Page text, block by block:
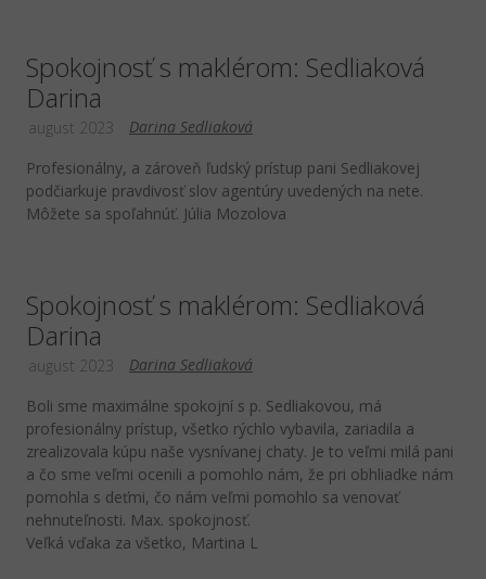
Spokojnosť s maklérom: Sedliaková
Darina
Darina Sedliaková
august 2023
Profesionálny, a zároveň ľudský prístup pani Sedliakovej
podčiarkuje pravdivosť slov agentúry uvedených na nete.
Môžete sa spoľahnúť. Júlia Mozolova
Spokojnosť s maklérom: Sedliaková
Darina
Darina Sedliaková
august 2023
Boli sme maximálne spokojní s p. Sedliakovou, má
profesionálny prístup, všetko rýchlo vybavila, zariadila a
zrealizovala kúpu naše vysnívanej chaty. Je to veľmi milá pani
a čo sme veľmi ocenili a pomohlo nám, že pri obhliadke nám
pomohla s deťmi, čo nám veľmi pomohlo sa venovať
nehnuteľnosti. Max. spokojnosť.
Veľká vďaka za všetko, Martina L